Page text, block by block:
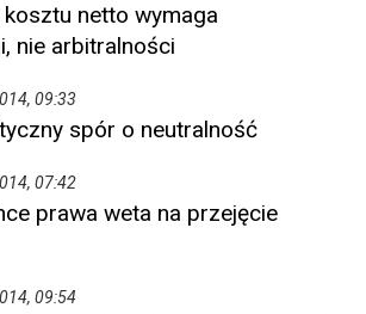
kosztu netto wymaga
nie arbitralności
09:33
spór o neutralność
07:42
prawa weta na przejęcie
09:54